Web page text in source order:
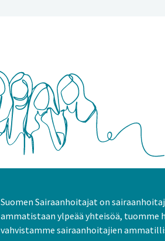
Suomen Sairaanhoitajat on
ammatistaan ylpeää yhteisöä,
vahvistamme sairaanhoitajien